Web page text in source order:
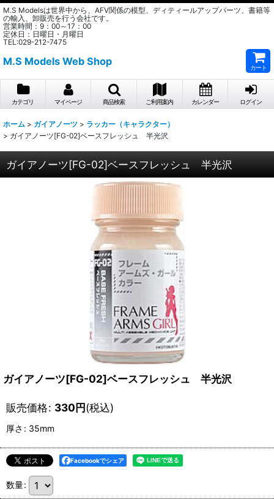
M.S Modelsは世界中から、AFV関係の模型、ディティールアップパーツ、書籍等
の輸入、卸販売を行う会社です。
営業時間：9：00～17：00
定休日：日曜日・月曜日
TEL:029-212-7475
M.S Models Web Shop
カート
カテゴリ マイページ 商品検索 ご利用案内 カレンダー ログイン
ホーム > ガイアノーツ > ラッカー（キャラクター）
> ガイアノーツ[FG-02]ベースフレッシュ 半光沢
ガイアノーツ[FG-02]ベースフレッシュ 半光沢
ガイアノーツ[FG-02]ベースフレッシュ 半光沢
販売価格: 330円(税込)
厚さ : 35mm
Facebookでシェア
数量: